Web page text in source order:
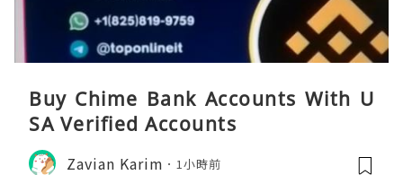
Buy Chime Bank Accounts With U
SA Verified Accounts
Zavian Karim 1小時前